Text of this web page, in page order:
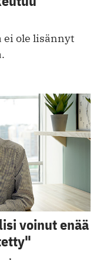
ei ole lisännyt
voinut enää